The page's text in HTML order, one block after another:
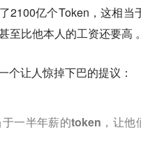
2100亿个Token，这相当
比他本人的工资还要高 。
让人惊掉下巴的提议：
一半年薪的token，让他